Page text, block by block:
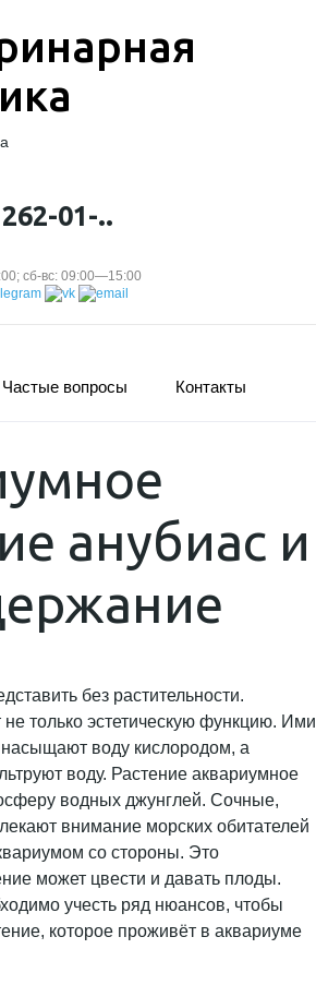
01-..
сб-вс: 09:00—15:00
Частые вопросы Контакты
анубиас и
без растительности.
только эстетическую функцию. Ими
воду кислородом, а
воду. Растение аквариумное
водных джунглей. Сочные,
внимание морских обитателей
со стороны. Это
может цвести и давать плоды.
учесть ряд нюансов, чтобы
которое проживёт в аквариуме